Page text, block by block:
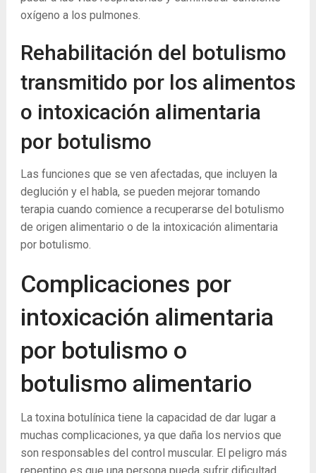
oxígeno a los pulmones.
Rehabilitación del botulismo
transmitido por los alimentos
o intoxicación alimentaria
por botulismo
Las funciones que se ven afectadas, que incluyen la
deglución y el habla, se pueden mejorar tomando
terapia cuando comience a recuperarse del botulismo
de origen alimentario o de la intoxicación alimentaria
por botulismo.
Complicaciones por
intoxicación alimentaria
por botulismo o
botulismo alimentario
La ​​toxina botulínica tiene la capacidad de dar lugar a
muchas complicaciones, ya que daña los nervios que
son responsables del control muscular. El peligro más